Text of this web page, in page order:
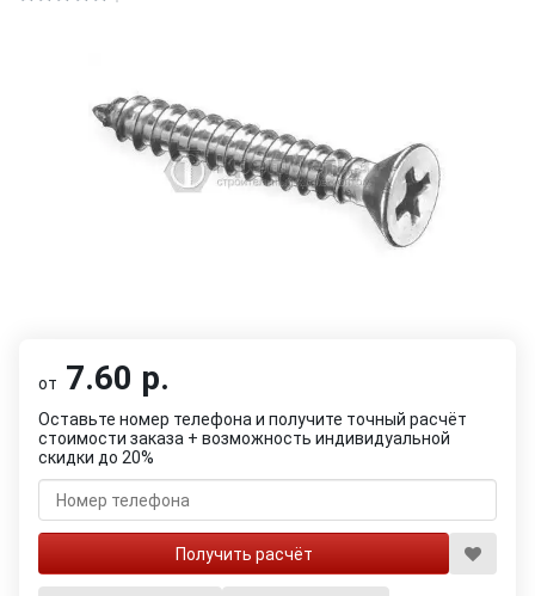
от 7.60 р.
Оставьте номер телефона и получите точный расчёт
стоимости заказа + возможность индивидуальной
скидки до 20%